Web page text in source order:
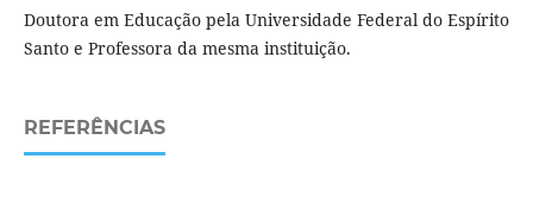
Doutora em Educação pela Universidade Federal do Espírito
Santo e Professora da mesma instituição.
REFERÊNCIAS